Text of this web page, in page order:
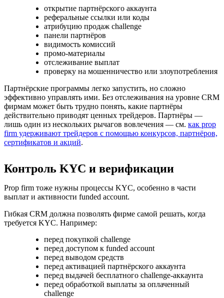
открытие партнёрского аккаунта
реферальные ссылки или коды
атрибуцию продаж challenge
панели партнёров
видимость комиссий
промо-материалы
отслеживание выплат
проверку на мошенничество или злоупотребления
Партнёрские программы легко запустить, но сложно
эффективно управлять ими. Без отслеживания на уровне CRM
фирмам может быть трудно понять, какие партнёры
действительно приводят ценных трейдеров. Партнёры —
лишь один из нескольких рычагов вовлечения — см. как prop
firm удерживают трейдеров с помощью конкурсов, партнёров,
сертификатов и акций.
Контроль KYC и верификации
Prop firm тоже нужны процессы KYC, особенно в части
выплат и активности funded account.
Гибкая CRM должна позволять фирме самой решать, когда
требуется KYC. Например:
перед покупкой challenge
перед доступом к funded account
перед выводом средств
перед активацией партнёрского аккаунта
перед выдачей бесплатного challenge-аккаунта
перед обработкой выплаты за оплаченный
challenge